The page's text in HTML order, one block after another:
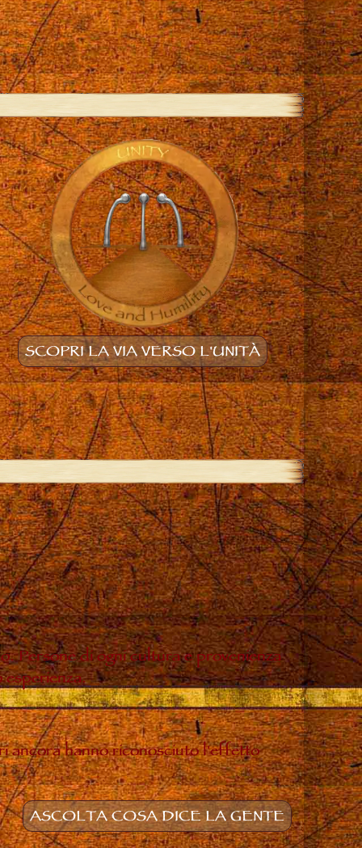
SCOPRI LA VIA VERSO L'UNITÀ
Persone di ogni cultura e provenienza
ancora hanno riconosciuto l'effetto
ASCOLTA COSA DICE LA GENTE